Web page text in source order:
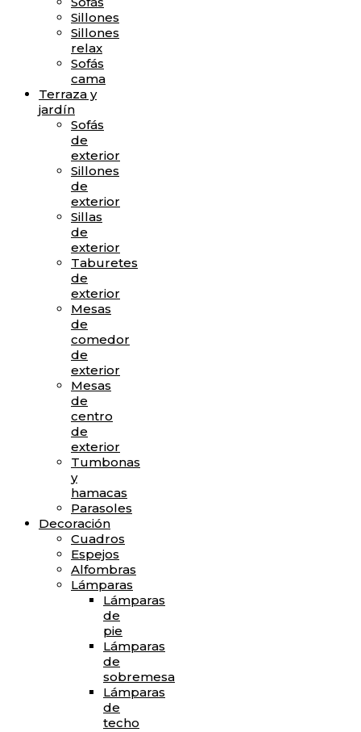
Sillones
Sillones
relax
Sofás
cama
Terraza y
jardín
Sofás
de
exterior
Sillones
de
exterior
Sillas
de
exterior
Taburetes
de
exterior
Mesas
de
comedor
de
exterior
Mesas
de
centro
de
exterior
Tumbonas
y
hamacas
Parasoles
Decoración
Cuadros
Espejos
Alfombras
Lámparas
Lámparas
de
pie
Lámparas
de
sobremesa
Lámparas
de
techo